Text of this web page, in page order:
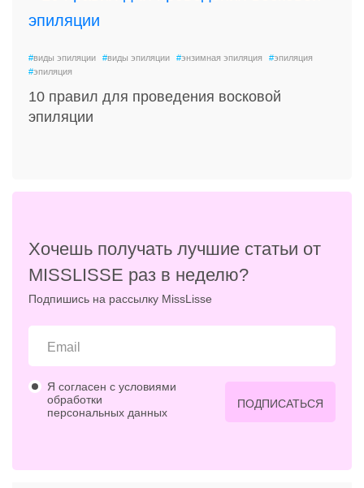
#виды эпиляции #виды эпиляции #энзимная эпиляция #эпиляция
#эпиляция
10 правил для проведения восковой
эпиляции
Хочешь получать лучшие статьи от
MISSLISSE раз в неделю?
Подпишись на рассылку MissLisse
Я согласен с условиями
обработки
персональных данных
ПОДПИСАТЬСЯ